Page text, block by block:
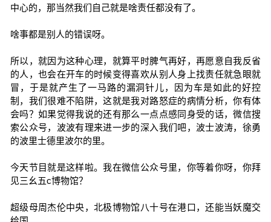
中心的，那当然我们自己就是啥责任都没有了。
啥事都是别人的错误呀。
所以，就因为这种心理，就算平时脾气再好，再愿意自我反省
的人，也会在开车的时候变得喜欢从别人身上找责任就急眼就
冒，于是就产生了一马路的漏洞针儿，因为车是如此的好控
制，我们很难不陷阱，这就是我对路怒症的病情分析，你有体
会吗？如果觉得我说的还有那么一点点感同身受的话，微信搜
索公众号，波波有理来进一步的深入我们吧，波士波涛，徐勇
的波里士德里波尔的里。
今天节目就是这样啦。我在微信公众号里，你等着你呀，你拜
见三幺五c博物馆？
超级母周杰伦中央，北极博物馆八十号在港口，还能当妖魔交